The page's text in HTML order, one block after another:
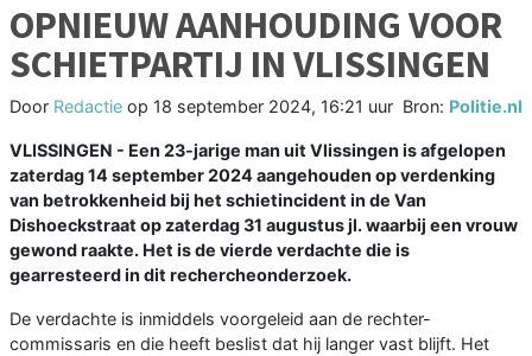
OPNIEUW AANHOUDING VOOR
SCHIETPARTIJ IN VLISSINGEN
Door Redactie op 18 september 2024, 16:21 uur Bron: Politie.nl
VLISSINGEN - Een 23-jarige man uit Vlissingen is afgelopen
zaterdag 14 september 2024 aangehouden op verdenking
van betrokkenheid bij het schietincident in de Van
Dishoeckstraat op zaterdag 31 augustus jl. waarbij een vrouw
gewond raakte. Het is de vierde verdachte die is
gearresteerd in dit rechercheonderzoek.
De verdachte is inmiddels voorgeleid aan de rechter-
commissaris en die heeft beslist dat hij langer vast blijft. Het